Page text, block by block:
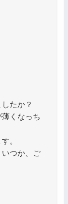
たか？
くなっち
。
つか、ご